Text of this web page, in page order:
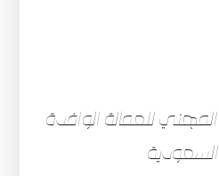
للعمالة الوافدة